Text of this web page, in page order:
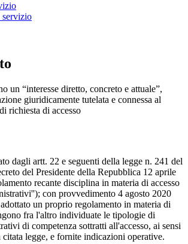
un “interesse diretto, concreto e attuale”,
giuridicamente tutelata e connessa al
richiesta di accesso
dagli artt. 22 e seguenti della legge n. 241 del
del Presidente della Repubblica 12 aprile
recante disciplina in materia di accesso
con provvedimento 4 agosto 2020
un proprio regolamento in materia di
fra l'altro individuate le tipologie di
di competenza sottratti all'accesso, ai sensi
legge, e fornite indicazioni operative.